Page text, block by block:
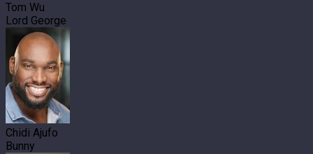
Tom Wu
Lord George
Chidi Ajufo
Bunny